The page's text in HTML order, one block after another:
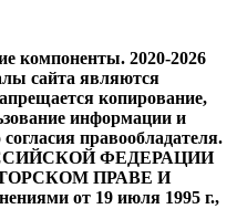
компоненты. 2020-2026
сайта являются
копирование,
информации и
правообладателя.
ФЕДЕРАЦИИ
ПРАВЕ И
от 19 июля 1995 г.,